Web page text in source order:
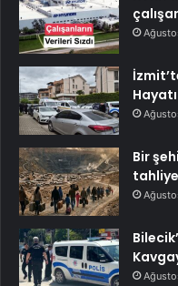
Bir